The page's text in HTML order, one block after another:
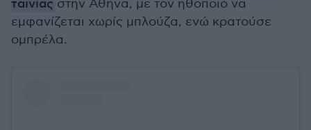
ταινίας στην Αθήνα, με τον ηθοποιό να
εμφανίζεται χωρίς μπλούζα, ενώ κρατούσε
ομπρέλα.